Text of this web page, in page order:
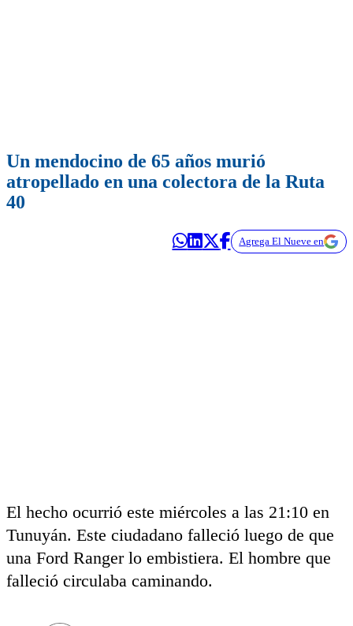
Un mendocino de 65 años murió
atropellado en una colectora de la Ruta
40
Agrega El Nueve en
El hecho ocurrió este miércoles a las 21:10 en
Tunuyán. Este ciudadano falleció luego de que
una Ford Ranger lo embistiera. El hombre que
falleció circulaba caminando.